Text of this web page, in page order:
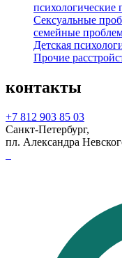
психологические
Сексуальные
семейные
Детская
Прочие
контакты
+7 812 903 85 03
Санкт-Петербург,
пл. Александра